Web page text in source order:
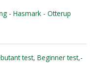
- Hasmark - Otterup
test, Beginner test,-